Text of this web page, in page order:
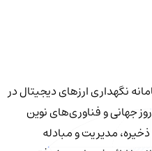
نگهداری ارزهای دیجیتال در
جهانی و فناوری‌های نوین
مدیریت و مبادله